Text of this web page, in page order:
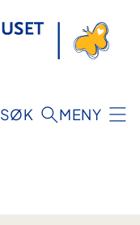
SØK MENY